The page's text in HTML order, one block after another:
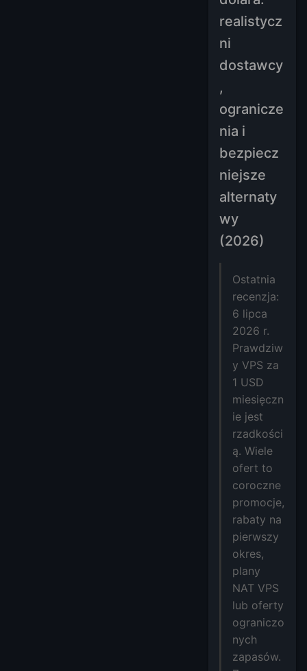
realistycz
ni
dostawcy
,
ogranicze
nia i
bezpiecz
niejsze
alternaty
wy
(2026)
Ostatnia
recenzja:
6 lipca
2026 r.
Prawdziw
y VPS za
1 USD
miesięczn
ie jest
rzadkości
ą. Wiele
ofert to
coroczne
promocje,
rabaty na
pierwszy
okres,
plany
NAT VPS
lub oferty
ograniczo
nych
zapasów.